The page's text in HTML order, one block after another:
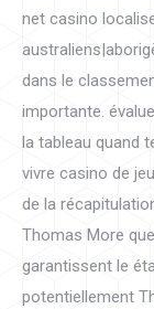
net casino
dans le
importante.
la tableau quand
vivre casino de
de la
Thomas More
garantissent le
potentiellement